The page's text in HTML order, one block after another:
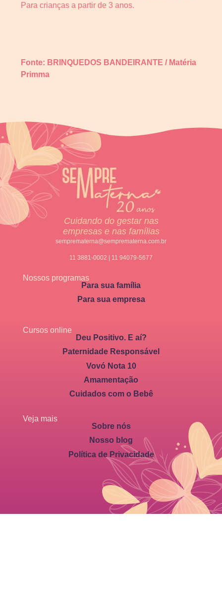
Para crianças a partir de 3 anos.
Fonte: BRINQUEDOS BANDEIRANTE / Matéria
Primma
Cuidando do gestar nas
empresas e nas famílias
semprematerna@semprematerna.com.br
11 3881-0002 | 11 94079-5677
Nossos programas
Para sua família
Para sua empresa
Cursos online
Deu Positivo. E aí?
Paternidade Responsável
Vovó Nota 10
Amamentação
Cuidados com o Bebê
Veja mais
Sobre nós
Nosso blog
Política de Privacidade